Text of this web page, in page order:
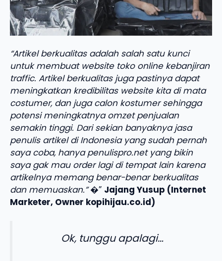
“Artikel berkualitas adalah salah satu kunci
untuk membuat website toko online kebanjiran
traffic. Artikel berkualitas juga pastinya dapat
meningkatkan kredibilitas website kita di mata
costumer, dan juga calon kostumer sehingga
potensi meningkatnya omzet penjualan
semakin tinggi. Dari sekian banyaknya jasa
penulis artikel di Indonesia yang sudah pernah
saya coba, hanya penulispro.net yang bikin
saya gak mau order lagi di tempat lain karena
artikelnya memang benar-benar berkualitas
dan memuaskan.”�” Jajang Yusup (Internet
Marketer, Owner kopihijau.co.id)
Ok, tunggu apalagi…